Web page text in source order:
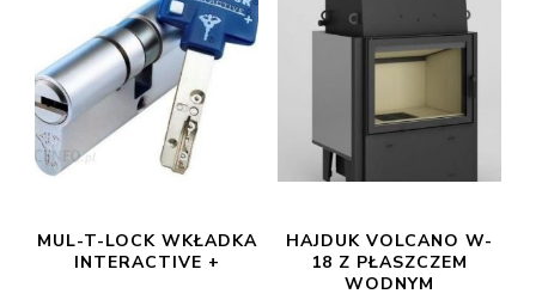
MUL-T-LOCK WKŁADKA
INTERACTIVE +
HAJDUK VOLCANO W-
18 Z PŁASZCZEM
WODNYM